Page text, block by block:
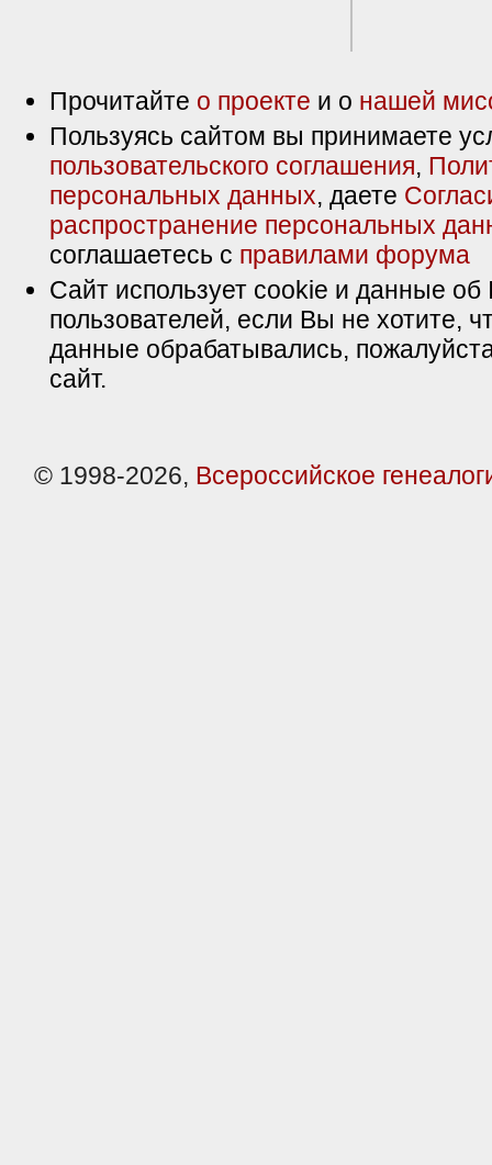
Прочитайте о проекте и о нашей
Пользуясь сайтом вы принимаете
пользовательского соглашения,
персональных данных, даете
распространение персональных
соглашаетесь с правилами форума
Сайт использует cookie и данные об
пользователей, если Вы не хотите,
данные обрабатывались,
сайт.
© 1998-2026, Всероссийское